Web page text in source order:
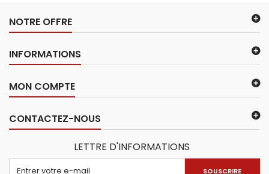
NOTRE OFFRE
INFORMATIONS
MON COMPTE
CONTACTEZ-NOUS
LETTRE D'INFORMATIONS
SOUSCRIRE